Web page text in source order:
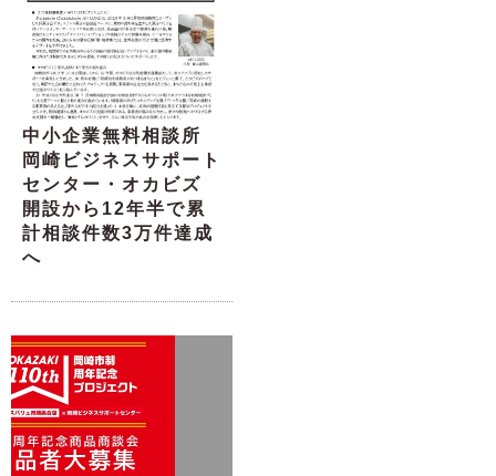
中小企業無料相談所
岡崎ビジネスサポート
センター・オカビズ
開設から12年半で累
計相談件数3万件達成
へ